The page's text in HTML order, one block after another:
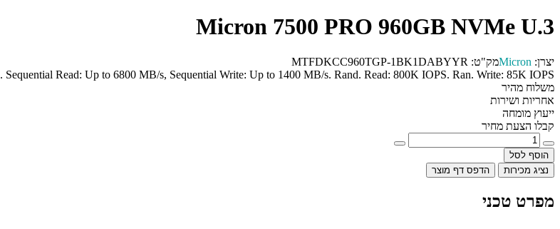
Micron 7500 PRO 960GB NVMe U.3
יצרן: Micronמק"ט: MTFDKCC960TGP-1BK1DABYYR
Read: Up to 6800 MB/s, Sequential Write: Up to 1400 MB/s. Rand. Read: 800K IOPS. Ran. Write: 85K IOPS
משלוח מהיר
אחריות ושירות
ייעוץ מומחה
קבלו הצעת מחיר
הוסף לסל
נציג מכירות
הדפס דף מוצר
מפרט טכני